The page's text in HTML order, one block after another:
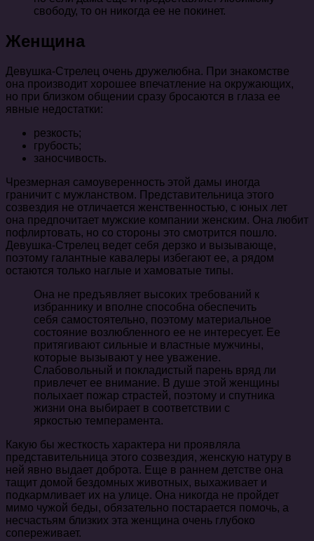
свободу, то он никогда ее не покинет.
Женщина
Девушка-Стрелец очень дружелюбна. При знакомстве
она производит хорошее впечатление на окружающих,
но при близком общении сразу бросаются в глаза ее
явные недостатки:
резкость;
грубость;
заносчивость.
Чрезмерная самоуверенность этой дамы иногда
граничит с мужланством. Представительница этого
созвездия не отличается женственностью, с юных лет
она предпочитает мужские компании женским. Она любит
пофлиртовать, но со стороны это смотрится пошло.
Девушка-Стрелец ведет себя дерзко и вызывающе,
поэтому галантные кавалеры избегают ее, а рядом
остаются только наглые и хамоватые типы.
Она не предъявляет высоких требований к
избраннику и вполне способна обеспечить
себя самостоятельно, поэтому материальное
состояние возлюбленного ее не интересует. Ее
притягивают сильные и властные мужчины,
которые вызывают у нее уважение.
Слабовольный и покладистый парень вряд ли
привлечет ее внимание. В душе этой женщины
полыхает пожар страстей, поэтому и спутника
жизни она выбирает в соответствии с
яркостью темперамента.
Какую бы жесткость характера ни проявляла
представительница этого созвездия, женскую натуру в
ней явно выдает доброта. Еще в раннем детстве она
тащит домой бездомных животных, выхаживает и
подкармливает их на улице. Она никогда не пройдет
мимо чужой беды, обязательно постарается помочь, а
несчастьям близких эта женщина очень глубоко
сопереживает.